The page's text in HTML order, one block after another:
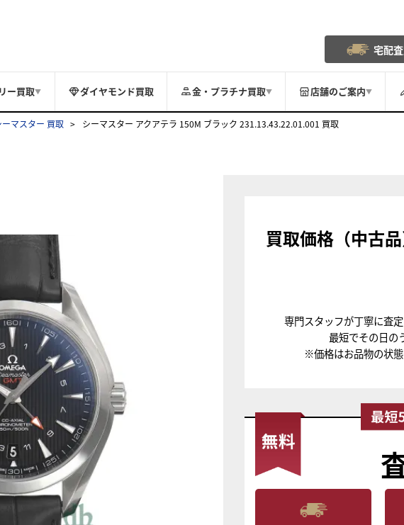
宅配
ー買取▼ ダイヤモンド買取 金・プラチナ買取▼ 店舗のご案内▼
ーマスター 買取 シーマスター アクアテラ 150M ブラック 231.13.43.22.01.001 買取
買取価格（中古品
専門スタッフが丁寧に査
最短でその日の
※価格はお品物の状態